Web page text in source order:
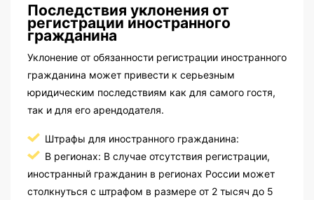
Последствия уклонения от
регистрации иностранного
гражданина
Уклонение от обязанности регистрации иностранного
гражданина может привести к серьезным
юридическим последствиям как для самого гостя,
так и для его арендодателя.
Штрафы для иностранного гражданина:
В регионах: В случае отсутствия регистрации,
иностранный гражданин в регионах России может
столкнуться с штрафом в размере от 2 тысяч до 5